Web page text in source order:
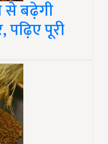
से बढ़ेगी
पूरी